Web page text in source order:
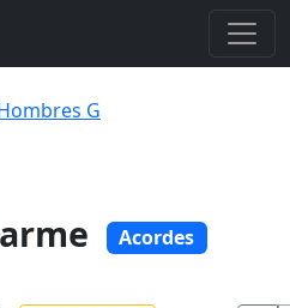
G
Acordes